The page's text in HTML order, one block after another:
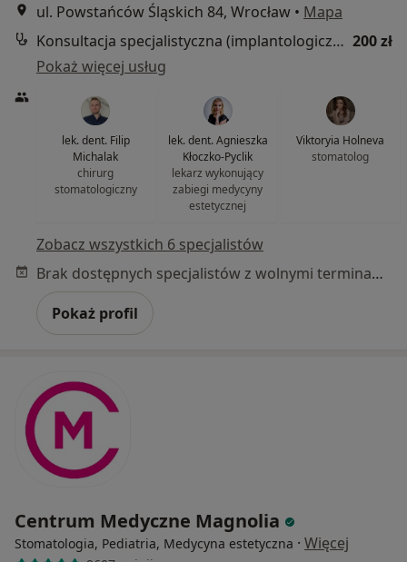
ul. Powstańców Śląskich 84, Wrocław • Mapa
Konsultacja specjalistyczna (implantologiczna, protetyczna) 200 zł
Pokaż więcej usług
lek. dent. Filip
Michalak
chirurg
stomatologiczny
lek. dent. Agnieszka
Kłoczko-Pyclik
lekarz wykonujący
zabiegi medycyny
estetycznej
Viktoryia Holneva
stomatolog
Zobacz wszystkich 6 specjalistów
Brak dostępnych specjalistów z wolnymi terminami w tym centrum medycznym.
Pokaż profil
Centrum Medyczne Magnolia
Stomatologia, Pediatria, Medycyna estetyczna · Więcej